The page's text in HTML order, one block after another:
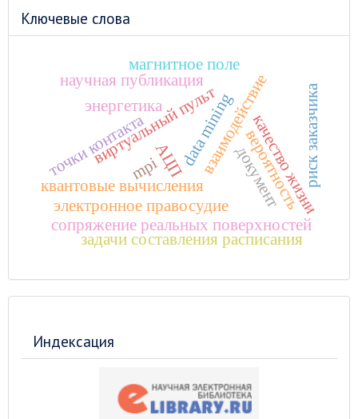
Ключевые слова
квантовые вычисления
взаимодействие
энергетика
виртуальный пульт
mpi качество жизни
электронное правосудие документ
научная публикация
точки контакта data mining
сопряжение реальных поверхностей
магнитное поле
задачи составления расписания
АЦП риск заказчика
вероятность
Индексация